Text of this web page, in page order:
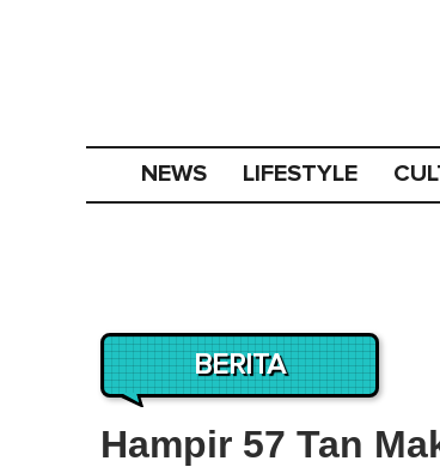
NEWS LIFESTYLE
BERITA
Hampir 57 Tan